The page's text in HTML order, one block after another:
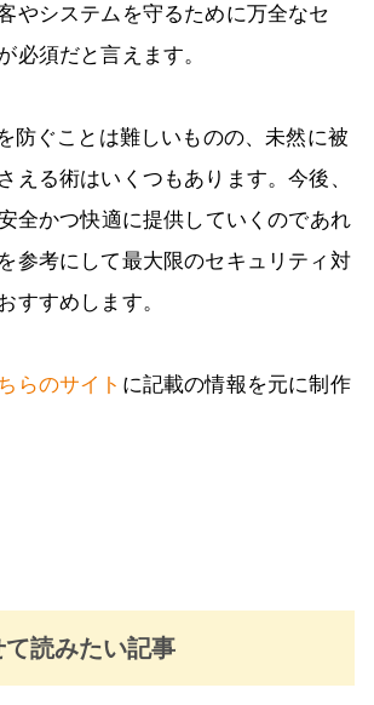
やシステムを守るために万全なセ
必須だと言えます。
防ぐことは難しいものの、未然に被
える術はいくつもあります。今後、
全かつ快適に提供していくのであれ
参考にして最大限のセキュリティ対
すすめします。
らのサイト に記載の情報を元に制作
て読みたい記事